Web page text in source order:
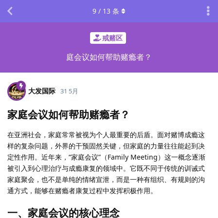
戒赌区
庭会议如何帮助赌瘾者？
9 / 13 条
大发国际 31 5月
家庭会议如何帮助赌瘾者？
在亚洲社会，家庭常常被视为个人最重要的后盾。面对赌博成瘾这
样的复杂问题，外界的干预固然关键，但家庭的力量往往能起到决
定性作用。近年来，“家庭会议”（Family Meeting）这一概念逐渐
被引入到心理治疗与成瘾康复的领域中。它既不同于传统的训诫式
家庭聚会，也不是单纯的情绪宣泄，而是一种有组织、有规则的沟
通方式，能够在赌瘾者康复过程中发挥积极作用。
一、家庭会议的核心理念